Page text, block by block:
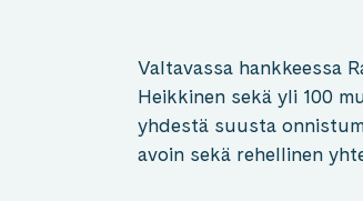
Valtavassa hankkeessa
Heikkinen sekä yli 100
yhdestä suusta
avoin sekä rehellinen